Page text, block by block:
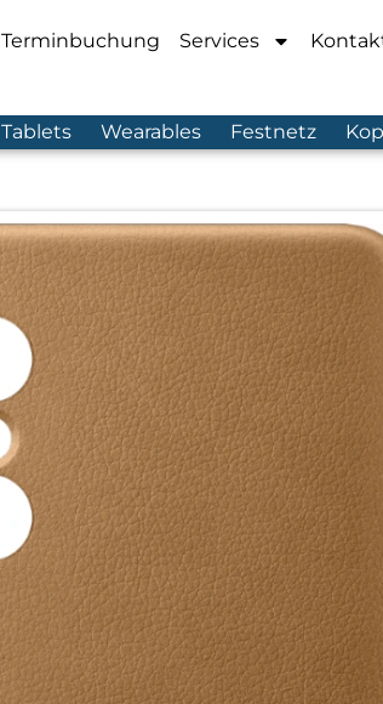
Terminbuchung Services
Tablets Wearables Festnetz